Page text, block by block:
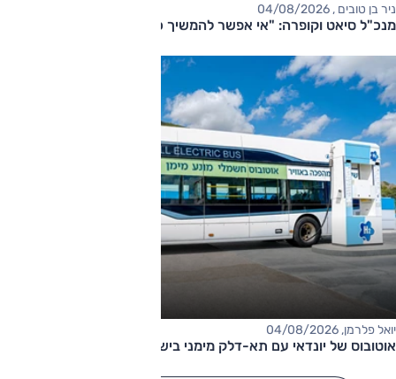
ניר בן טובים , 04/08/2026
מנכ"ל סיאט וקופרה: "אי אפשר להמשיך כך"
יואל פלרמן, 04/08/2026
אוטובוס של יונדאי עם תא-דלק מימני בישראל